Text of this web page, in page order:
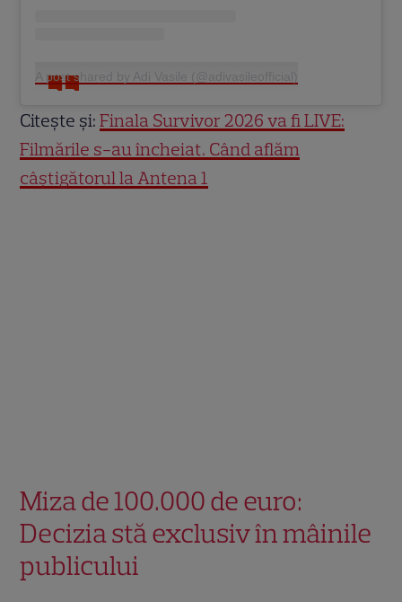
A post shared by Adi Vasile (@adivasileofficial)
Citește și:Finala Survivor 2026 va fi LIVE:
Filmările s-au încheiat. Când aflăm
câștigătorul la Antena 1
Miza de 100.000 de euro:
Decizia stă exclusiv în mâinile
publicului